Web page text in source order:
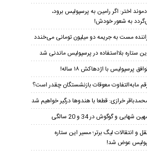
اختر: اگر رامین به پرسپولیس برود،
به شعور خودش!
مست به جریمه دو میلیون تومانی می‌خندد
ستاره بلااستفاده در پرسپولیس ماندنی شد
پرسپولیس با اژدهاکش ۱۸ ساله!
مابه‌‌التفاوت معوقات بازنشستگان چقدر است؟
خرازی: قطعا با هندوها درگیر خواهیم شد
شهابی و گوگوش در 34 و 20 سالگی
و انتقالات لیگ برتر؛ مسیر این ستاره
عوض شد!